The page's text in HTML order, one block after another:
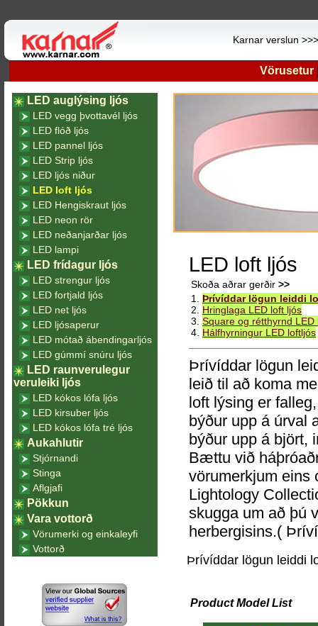
Karnar verslun
Vörusetur
LED loft ljós
Skoða aðrar gerðir >>
1. Þrívíddar lögun leiddi
2. Hringlaga LED loft ljós
3. Square og rétthyrnd LED
4. Hálfhyrningur LED loftljós
Þrívíddar lögun
leið til að koma
loft lýsing er
býður upp á úrval
býður upp á björt,
Bættu við
vörumerkjum eins
Lightology
skugga um að þú
herbergisins.(
Þrívíddar lögun leiddi
Product Model List
LED auglýsing ljós
LED vegg þvottavél ljós
LED flóð ljós
LED pannel ljós
LED Strip ljós
LED ljós niður
LED loft ljós
LED Hengiskraut ljós
LED neon rör
LED neðanjarðar ljós
LED lampi
LED frídagur ljós
LED strengur ljós
LED fortjald ljós
LED net ljós
LED ljósaperur
LED mótað ábendingarljós
LED gúmmí snúru ljós
LED raunverulegur
veruleiki ljós
LED kókos lófa ljós
LED kirsuber ljós
LED kókos lófa tré ljós
Aukahlutir
Stjórnandi
Stinga
Aflgjafi
Pökkun
Vara vottorð
Vörumerki og einkaleyfi
Vottorð